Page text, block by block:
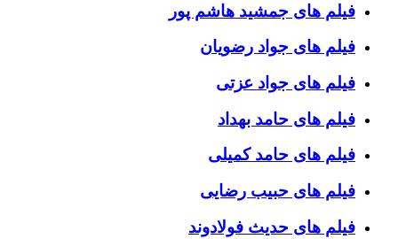
فیلم های جمشید هاشم پور
فیلم های جواد رضویان
فیلم های جواد عزتی
فیلم های حامد بهداد
فیلم های حامد کمیلی
فیلم های حبیب رضایی
فیلم های حدیث فولادوند